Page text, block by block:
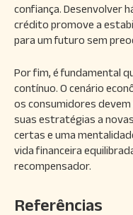
confiança. Desenvolver
crédito promove a
para um futuro sem
Por fim, é fundamental
contínuo. O cenário
os consumidores
suas estratégias a
certas e uma
vida financeira
recompensador.
Referências